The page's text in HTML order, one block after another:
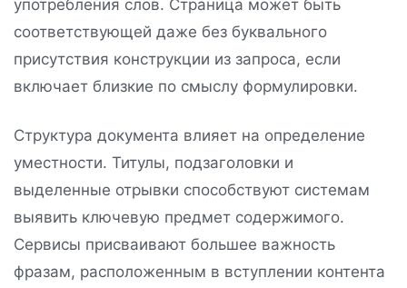
употребления слов. Страница может быть
соответствующей даже без буквального
присутствия конструкции из запроса, если
включает близкие по смыслу формулировки.
Структура документа влияет на определение
уместности. Титулы, подзаголовки и
выделенные отрывки способствуют системам
выявить ключевую предмет содержимого.
Сервисы присваивают большее важность
фразам, расположенным в вступлении контента